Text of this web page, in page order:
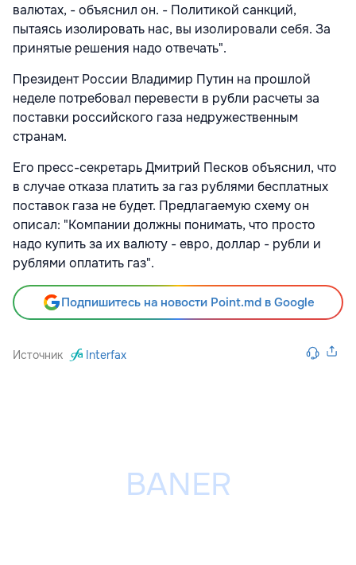
валютах, - объяснил он. - Политикой санкций,
пытаясь изолировать нас, вы изолировали себя. За
принятые решения надо отвечать".
Президент России Владимир Путин на прошлой
неделе потребовал перевести в рубли расчеты за
поставки российского газа недружественным
странам.
Его пресс-секретарь Дмитрий Песков объяснил, что
в случае отказа платить за газ рублями бесплатных
поставок газа не будет. Предлагаемую схему он
описал: "Компании должны понимать, что просто
надо купить за их валюту - евро, доллар - рубли и
рублями оплатить газ".
Подпишитесь на новости Point.md в Google
Источник Interfax